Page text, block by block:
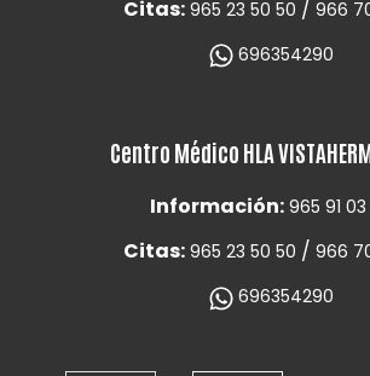
Citas: 965 23 50 50 / 966
696354290
Centro Médico HLA
Información: 965 91
Citas: 965 23 50 50 / 966
696354290